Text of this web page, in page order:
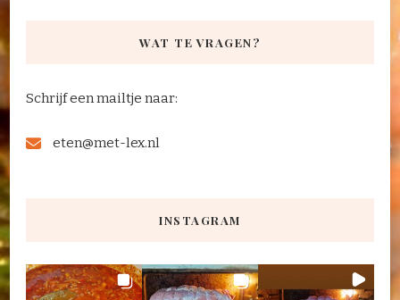
WAT TE VRAGEN?
Schrijf een mailtje naar:
eten@met-lex.nl
INSTAGRAM